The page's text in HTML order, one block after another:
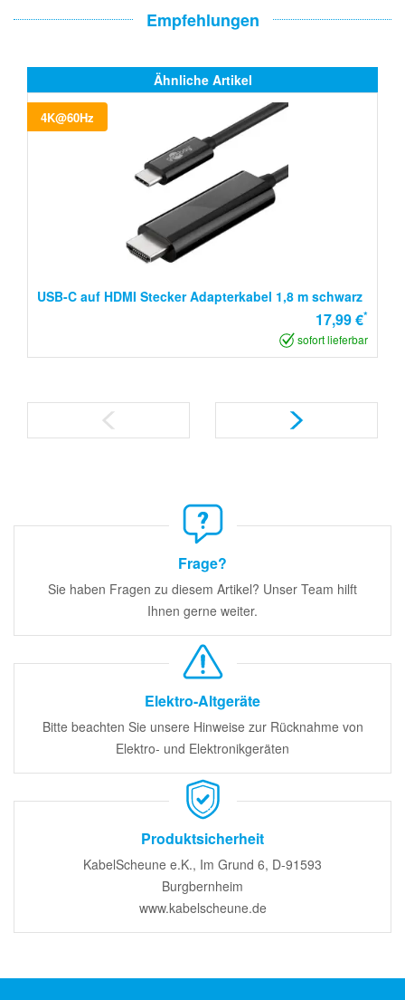
Empfehlungen
Ähnliche Artikel
4K@60Hz
USB-C auf HDMI Stecker Adapterkabel 1,8 m schwarz
17,99 €*
sofort lieferbar
Frage?
Sie haben Fragen zu diesem Artikel? Unser Team hilft
Ihnen gerne weiter.
Elektro-Altgeräte
Bitte beachten Sie unsere Hinweise zur Rücknahme von
Elektro- und Elektronikgeräten
Produktsicherheit
KabelScheune e.K., Im Grund 6, D-91593
Burgbernheim
www.kabelscheune.de